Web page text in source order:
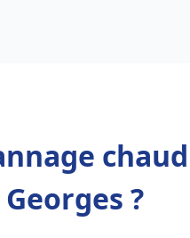
Georges ?